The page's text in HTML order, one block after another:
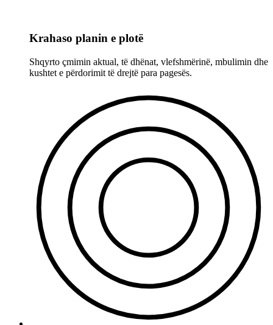
Krahaso planin e plotë
Shqyrto çmimin aktual, të dhënat, vlefshmërinë, mbulimin dhe
kushtet e përdorimit të drejtë para pagesës.